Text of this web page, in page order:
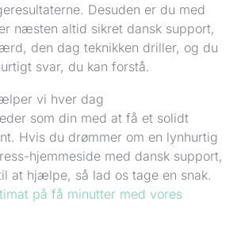
Desuden er du med
næsten altid sikret dansk support,
den dag teknikken driller, og du
svar, du kan forstå.
vi hver dag
som din med at få et solidt
Hvis du drømmer om en lynhurtig
hjemmeside med dansk support,
at hjælpe, så lad os tage en snak.
på få minutter med vores